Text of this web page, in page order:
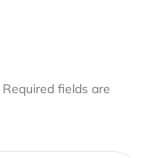
Required fields are